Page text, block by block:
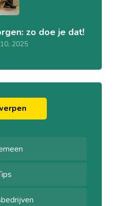
zo doe je dat!
2025